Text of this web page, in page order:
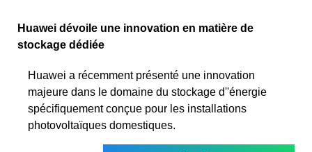
Huawei dévoile une innovation en matière de
stockage dédiée
Huawei a récemment présenté une innovation
majeure dans le domaine du stockage d''énergie
spécifiquement conçue pour les installations
photovoltaïques domestiques.